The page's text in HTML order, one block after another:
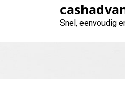
Snel, eenvoudig